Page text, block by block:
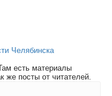
Челябинска
есть материалы
же посты от читателей.